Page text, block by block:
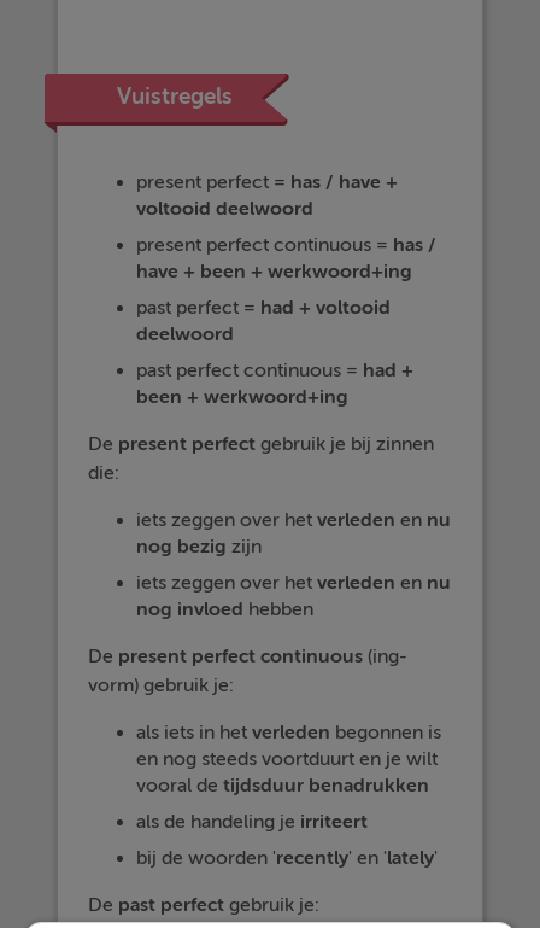
Vuistregels
present perfect = has / have +
voltooid deelwoord
present perfect continuous = has /
have + been + werkwoord+ing
past perfect = had + voltooid
deelwoord
past perfect continuous = had +
been + werkwoord+ing
De present perfect gebruik je bij zinnen
die:
iets zeggen over hetverleden en nu
nog bezig zijn
iets zeggen over hetverleden en nu
nog invloed hebben
De present perfect continuous (ing-
vorm) gebruik je:
als iets in hetverleden begonnen is
en nog steeds voortduurt en je wilt
vooral detijdsduur benadrukken
als de handeling je irriteert
bij de woorden 'recently' en 'lately'
De past perfect gebruik je: